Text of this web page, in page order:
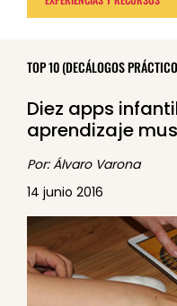
TOP 10 (DECÁLOGOS
Diez apps
aprendizaje
Por: Álvaro Varona
14 junio 2016